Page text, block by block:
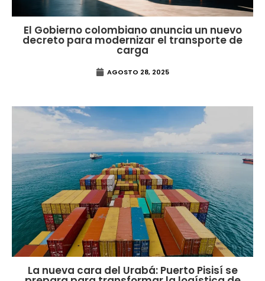
El Gobierno colombiano anuncia un nuevo
decreto para modernizar el transporte de
carga
AGOSTO 28, 2025
La nueva cara del Urabá: Puerto Pisisí se